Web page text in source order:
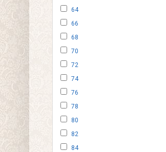
64
66
68
70
72
74
76
78
80
82
84